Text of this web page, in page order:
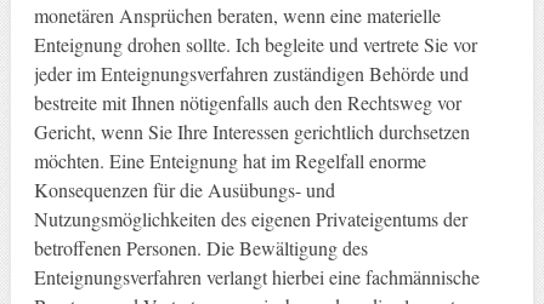
monetären Ansprüchen beraten, wenn eine materielle
Enteignung drohen sollte. Ich begleite und vertrete Sie vor
jeder im Enteignungsverfahren zuständigen Behörde und
bestreite mit Ihnen nötigenfalls auch den Rechtsweg vor
Gericht, wenn Sie Ihre Interessen gerichtlich durchsetzen
möchten. Eine Enteignung hat im Regelfall enorme
Konsequenzen für die Ausübungs- und
Nutzungsmöglichkeiten des eigenen Privateigentums der
betroffenen Personen. Die Bewältigung des
Enteignungsverfahren verlangt hierbei eine fachmännische